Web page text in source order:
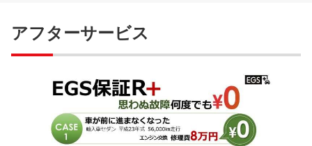
アフターサービス